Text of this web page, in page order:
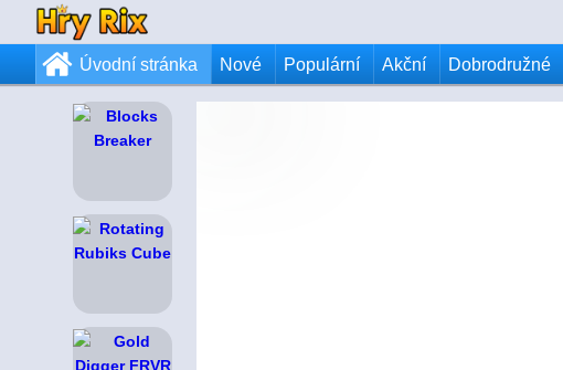
Úvodní stránka Nové Populární Akční Dobrodružné